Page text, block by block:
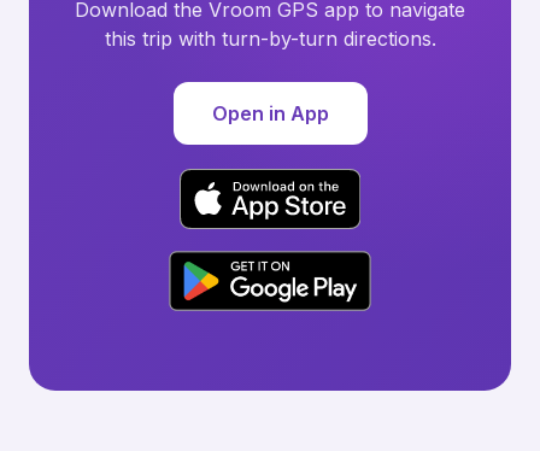
Download the Vroom GPS app to navigate
this trip with turn-by-turn directions.
Open in App